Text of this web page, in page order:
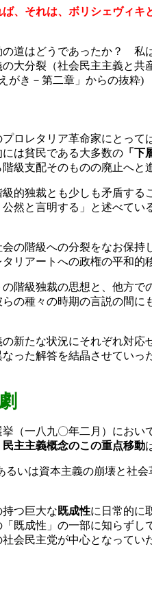
、それは、ボリシェヴィ
道はどうであったか？ 私
大分裂（社会民主主義と
がき－第二章」からの抜粋)
レタリア革命家にとっ
は貧民である大多数の 「
級支配そのものの廃止へと
独裁とも少しも矛盾す
然と言明する」と述べて
の階級への分裂をなお保持
リアートへの政権の平和的
階級独裁の思想と、他方
らの種々の時期の言説の間に
たな状況にそれぞれ対
った解答を結晶させてい
一八九〇年二月）にお
民主主義概念のこの重点移動
るいは資本主義の崩壊と社
つ巨大な 既成性に日常的に
既成性」の一部に知らず
会民主党が中心となって